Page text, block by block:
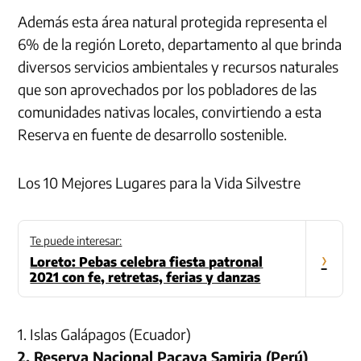
Además esta área natural protegida representa el
6% de la región Loreto, departamento al que brinda
diversos servicios ambientales y recursos naturales
que son aprovechados por los pobladores de las
comunidades nativas locales, convirtiendo a esta
Reserva en fuente de desarrollo sostenible.
Los 10 Mejores Lugares para la Vida Silvestre
Te puede interesar:
Loreto: Pebas celebra fiesta patronal
2021 con fe, retretas, ferias y danzas
›
1. Islas Galápagos (Ecuador)
2. Reserva Nacional Pacaya Samiria (Perú)